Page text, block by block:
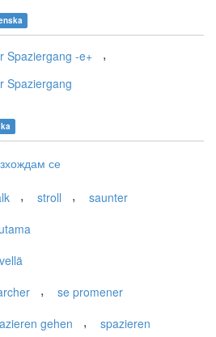
Spaziergang -e+ ,
Spaziergang
се
, stroll , saunter
, se promener
gehen , spazieren